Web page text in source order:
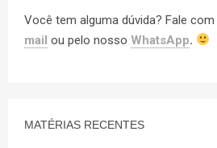
Você tem alguma dúvida? Fale
mail ou pelo nosso WhatsApp.
MATÉRIAS RECENTES